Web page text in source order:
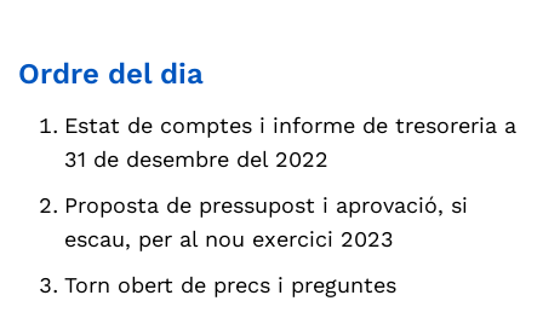
Ordre del dia
Estat de comptes i informe de tresoreria a
31 de desembre del 2022
Proposta de pressupost i aprovació, si
escau, per al nou exercici 2023
Torn obert de precs i preguntes